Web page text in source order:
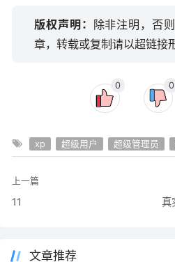
版权声明： 除非注明，否
章，转载或复制请以超链接
0
0
xp 超级用户 超级管理员
上一篇
11
文章推荐